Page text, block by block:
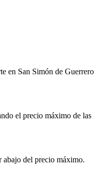
en San Simón de Guerrero
el precio máximo de las
abajo del precio máximo.